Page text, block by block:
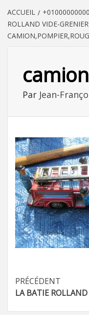
ACCUEIL
ROLLAND VIDE-
Par Jean-
d’article
PRÉCÉDENT
LA BATIE